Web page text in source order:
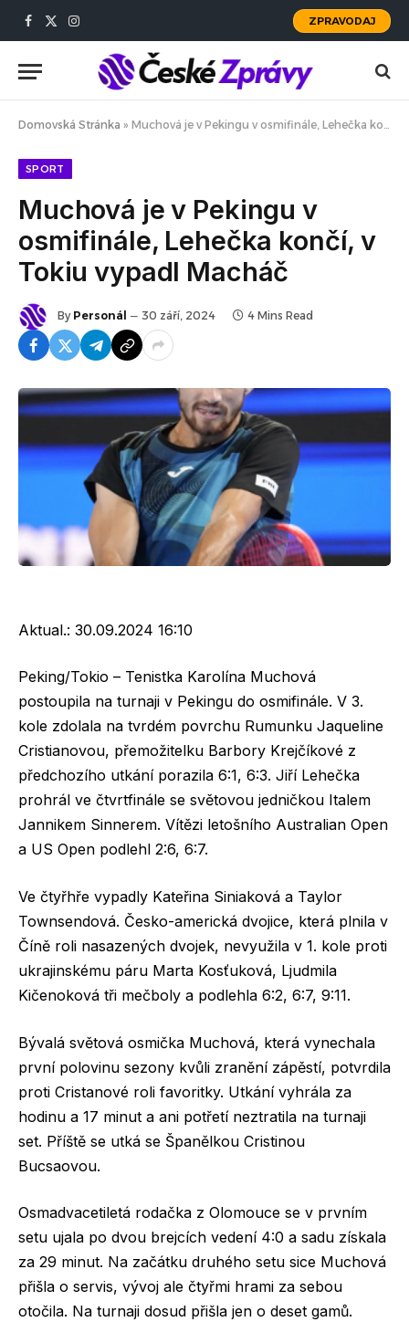
Facebook
X
Instagram
ZPRAVODAJ
Domovská Stránka » Muchová je v Pekingu v osmifinále, Lehečka končí, v Tokiu vypadl Macháč
SPORT
Muchová je v Pekingu v
osmifinále, Lehečka končí, v
Tokiu vypadl Macháč
By Personál 30 září, 2024 4 Mins Read
Aktual.: 30.09.2024 16:10
Peking/Tokio – Tenistka Karolína Muchová
postoupila na turnaji v Pekingu do osmifinále. V 3.
kole zdolala na tvrdém povrchu Rumunku Jaqueline
Cristianovou, přemožitelku Barbory Krejčíkové z
předchozího utkání porazila 6:1, 6:3. Jiří Lehečka
prohrál ve čtvrtfinále se světovou jedničkou Italem
Jannikem Sinnerem. Vítězi letošního Australian Open
a US Open podlehl 2:6, 6:7.
Ve čtyřhře vypadly Kateřina Siniaková a Taylor
Townsendová. Česko-americká dvojice, která plnila v
Číně roli nasazených dvojek, nevyužila v 1. kole proti
ukrajinskému páru Marta Kosťuková, Ljudmila
Kičenoková tři mečboly a podlehla 6:2, 6:7, 9:11.
Bývalá světová osmička Muchová, která vynechala
první polovinu sezony kvůli zranění zápěstí, potvrdila
proti Cristanové roli favoritky. Utkání vyhrála za
hodinu a 17 minut a ani potřetí neztratila na turnaji
set. Příště se utká se Španělkou Cristinou
Bucsaovou.
Osmadvacetiletá rodačka z Olomouce se v prvním
setu ujala po dvou brejcích vedení 4:0 a sadu získala
za 29 minut. Na začátku druhého setu sice Muchová
přišla o servis, vývoj ale čtyřmi hrami za sebou
otočila. Na turnaji dosud přišla jen o deset gamů.